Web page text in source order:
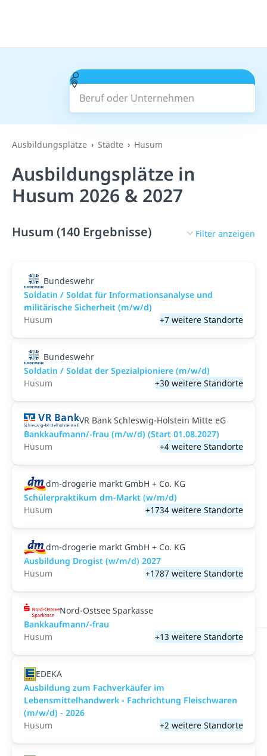
Beruf oder Unternehmen
Suchen
Ausbildungsplätze Städte Husum
Ausbildungsplätze in
Husum 2026 & 2027
Husum (140 Ergebnisse) Filter anzeigen
Bundeswehr
Soldatin / Soldat für Informationsanalyse und
militärische Sicherheit (m/w/d)
Husum
+7 weitere Standorte
Bundeswehr
Soldatin / Soldat der Spezialpioniere (m/w/d)
Husum
+30 weitere Standorte
VR Bank Schleswig-Holstein Mitte eG
Bankkaufmann/-frau (m/w/d) (Start 01.08.2027)
Husum
+4 weitere Standorte
dm-drogerie markt GmbH + Co. KG
Schülerpraktikum dm-Markt (w/m/d)
Husum
+1734 weitere Standorte
dm-drogerie markt GmbH + Co. KG
Ausbildung Drogist (w/m/d) 2027
Husum
+1787 weitere Standorte
Nord-Ostsee Sparkasse
Bankkaufmann/-frau
Husum
+13 weitere Standorte
EDEKA
Ausbildung zum Fachverkäufer im
Lebensmittelhandwerk - Fachrichtung Fleischwaren
(m/w/d) - 2026
Husum
+2 weitere Standorte